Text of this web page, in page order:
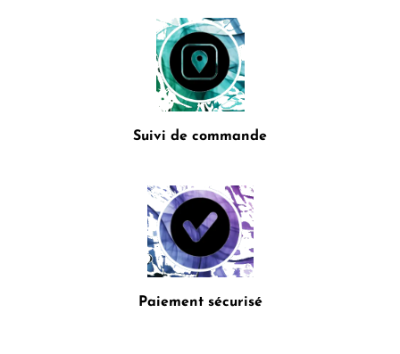
Suivi de commande
Paiement sécurisé